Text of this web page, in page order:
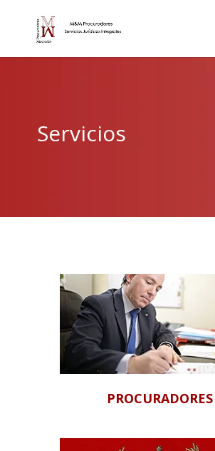
Servicios
PROCURADORES